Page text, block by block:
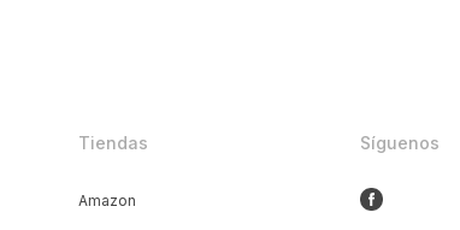
Tiendas
Amazon
Síguenos